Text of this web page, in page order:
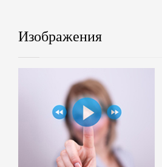
Изображения